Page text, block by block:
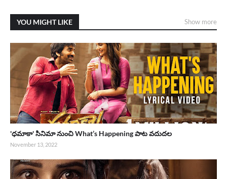
YOU MIGHT LIKE Show more
'ధమాకా' సినిమా నుంచి What’s Happening పాట వదుదల
November 13, 2022